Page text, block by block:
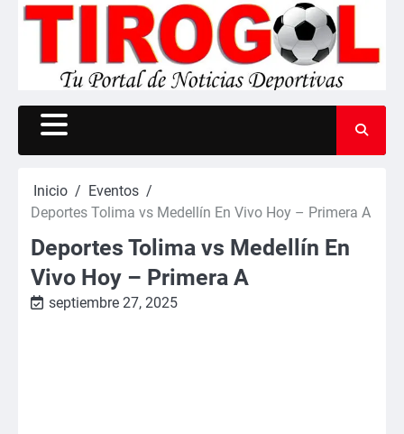
Saltar
Inicio
Eventos
Deportes Tolima vs Medellín En Vivo Hoy – Primera A
Deportes Tolima vs Medellín En
Vivo Hoy – Primera A
septiembre 27, 2025